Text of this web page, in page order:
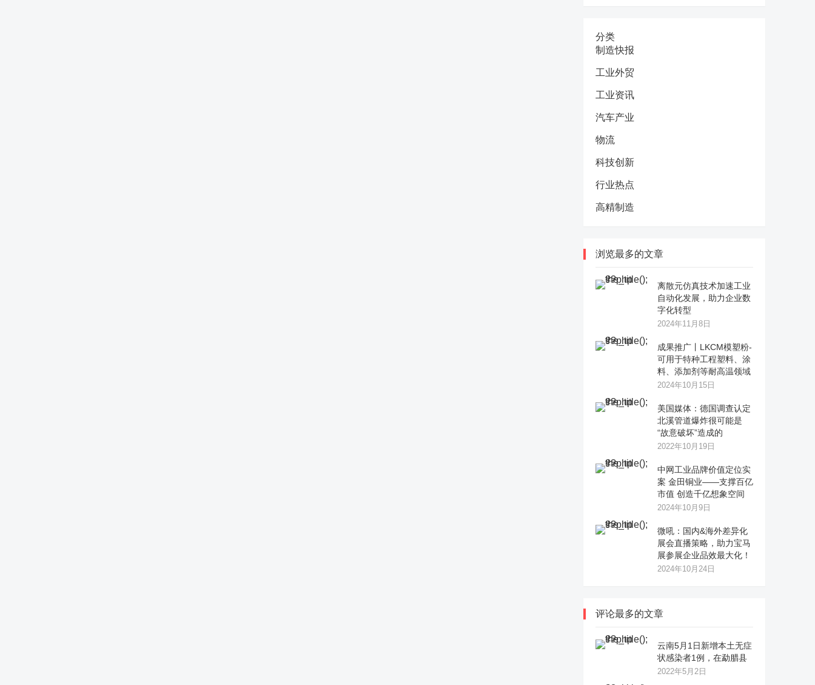
分类
制造快报
工业外贸
工业资讯
汽车产业
物流
科技创新
行业热点
高精制造
浏览最多的文章
离散元仿真技术加速工业
自动化发展，助力企业数
字化转型
2024年11月8日
成果推广丨LKCM模塑粉-
可用于特种工程塑料、涂
料、添加剂等耐高温领域
2024年10月15日
美国媒体：德国调查认定
北溪管道爆炸很可能是
“故意破坏”造成的
2022年10月19日
中网工业品牌价值定位实
案 金田铜业——支撑百亿
市值 创造千亿想象空间
2024年10月9日
微吼：国内&海外差异化
展会直播策略，助力宝马
展参展企业品效最大化！
2024年10月24日
评论最多的文章
云南5月1日新增本土无症
状感染者1例，在勐腊县
2022年5月2日